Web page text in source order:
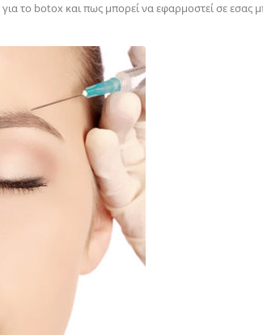
το botox και πως μπορεί να εφαρμοστεί σε